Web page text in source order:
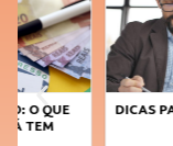
DICAS PARA OBTER